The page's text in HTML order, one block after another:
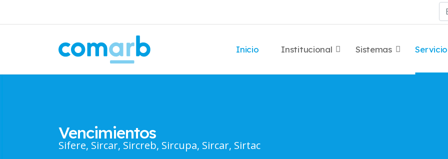
Inicio Institucional Sistemas
Vencimientos
Sifere, Sircar, Sircreb, Sircupa, Sircar, Sirtac